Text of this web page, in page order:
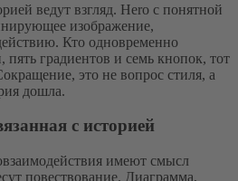
ведут взгляд. Hero с понятной
изображение,
Кто одновременно
пять градиентов и семь кнопок, тот
это не вопрос стиля, а
дошла.
с историей
имеют смысл
повествование. Диаграмма,